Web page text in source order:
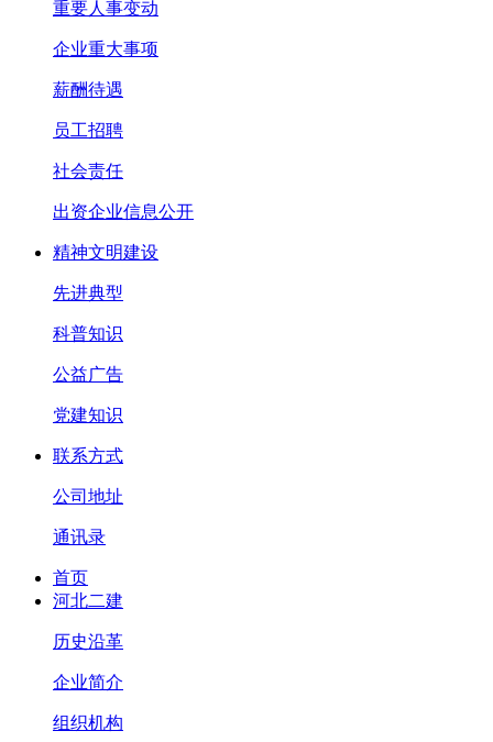
重要人事变动
企业重大事项
薪酬待遇
员工招聘
社会责任
出资企业信息公开
精神文明建设
先进典型
科普知识
公益广告
党建知识
联系方式
公司地址
通讯录
首页
河北二建
历史沿革
企业简介
组织机构